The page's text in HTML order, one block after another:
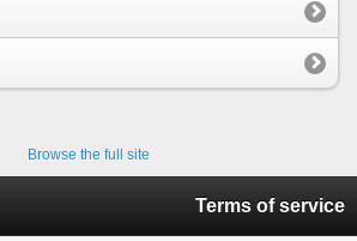
Browse the full site
Terms of service